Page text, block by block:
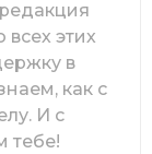
всех этих
в
как с
И с
тебе!